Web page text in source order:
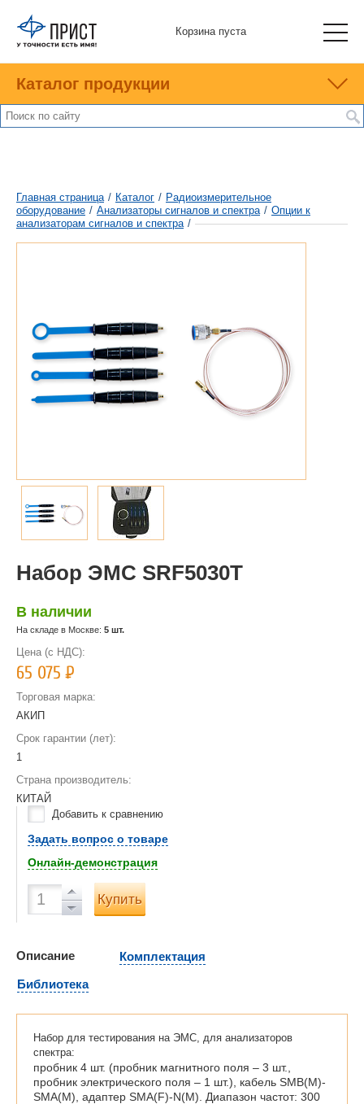
Корзина пуста
Каталог продукции
Главная страница / Каталог / Радиоизмерительное
оборудование / Анализаторы сигналов и спектра / Опции к
анализаторам сигналов и спектра /
Набор ЭМС SRF5030T
В наличии
На складе в Москве: 5 шт.
Цена (с НДС):
65 075Р
Торговая марка:
АКИП
Срок гарантии (лет):
1
Страна производитель:
КИТАЙ
Добавить к сравнению
Задать вопрос о товаре
Онлайн-демонстрация
Купить
Описание
Комплектация
Библиотека
Набор для тестирования на ЭМС, для анализаторов
спектра:
пробник 4 шт. (пробник магнитного поля – 3 шт.,
пробник электрического поля – 1 шт.), кабель SMB(M)-
SMA(M), адаптер SMA(F)-N(M). Диапазон частот: 300